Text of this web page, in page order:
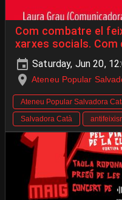
Com combatre el
xarxes socials. Com
Saturday, Jun 20,
Ateneu Popular
Ateneu Popular Salvadora
Salvadora Catà